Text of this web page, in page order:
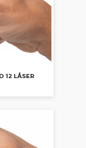
12 LÅSER